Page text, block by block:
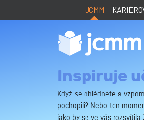
JCMM
Inspiruje
Když se ohlédnete a
pochopili? Nebo ten
jako by se ve vás rozsvítila